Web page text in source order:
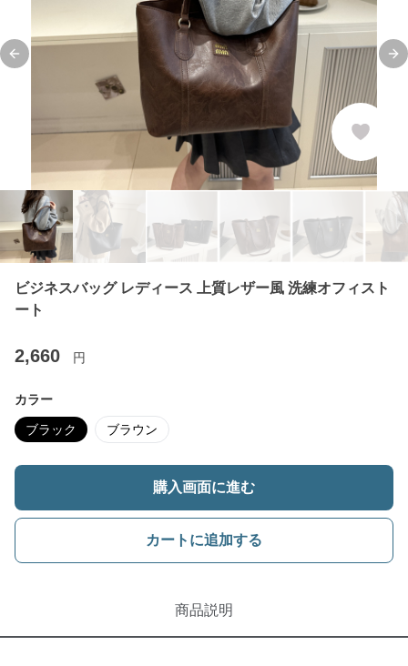
Previous slide
ビジネスバッグ レディース 上質レザー風 洗練オフィスト
ート
2,660 円
カラー
ブラック ブラウン
購入画面に進む
カートに追加する
商品説明